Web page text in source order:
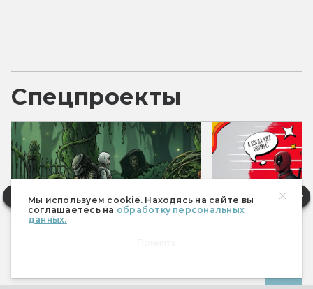
Мы используем cookie. Находясь на сайте вы
соглашаетесь на обработку персональных
данных.
Спецпроекты